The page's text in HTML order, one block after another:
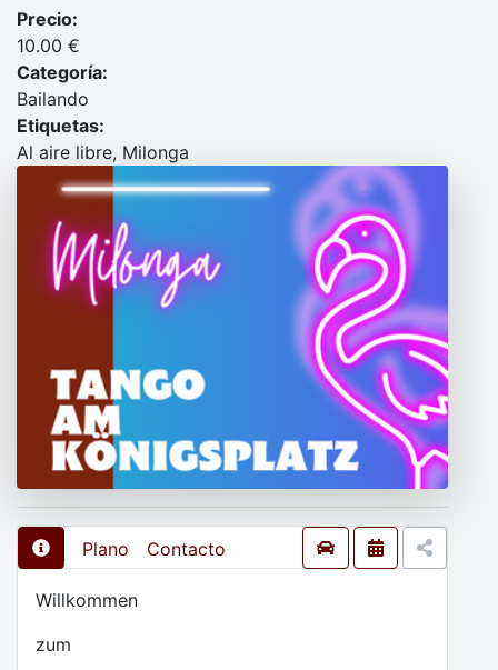
Precio:
10.00 €
Categoría:
Bailando
Etiquetas:
Al aire libre, Milonga
Plano Contacto
Willkommen
zum